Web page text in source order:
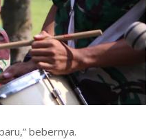
bebernya.